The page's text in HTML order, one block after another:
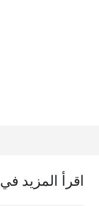
اقرأ المزيد في